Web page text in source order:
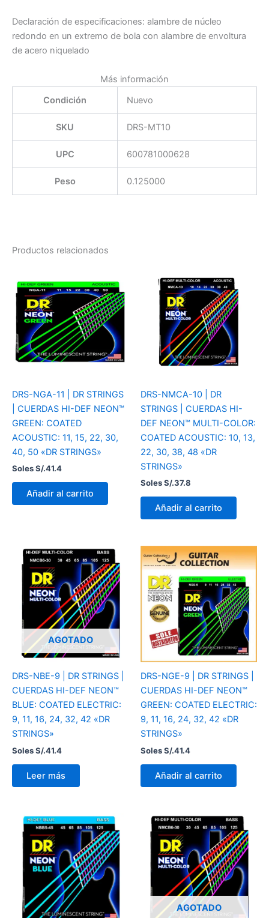
Declaración de especificaciones: alambre de núcleo
redondo en un extremo de bola con alambre de envoltura
de acero niquelado
Más información
Condición
Nuevo
SKU DRS-MT10
UPC 600781000628
Peso 0.125000
Productos relacionados
DRS-NGA-11 | DR STRINGS
| CUERDAS HI-DEF NEON™
GREEN: COATED
ACOUSTIC: 11, 15, 22, 30,
40, 50 «DR STRINGS»
Soles S/.41.4
Añadir al carrito
DRS-NMCA-10 | DR
STRINGS | CUERDAS HI-
DEF NEON™ MULTI-COLOR:
COATED ACOUSTIC: 10, 13,
22, 30, 38, 48 «DR
STRINGS»
Soles S/.37.8
Añadir al carrito
AGOTADO
DRS-NBE-9 | DR STRINGS |
CUERDAS HI-DEF NEON™
BLUE: COATED ELECTRIC:
9, 11, 16, 24, 32, 42 «DR
STRINGS»
Soles S/.41.4
Leer más
DRS-NGE-9 | DR STRINGS |
CUERDAS HI-DEF NEON™
GREEN: COATED ELECTRIC:
9, 11, 16, 24, 32, 42 «DR
STRINGS»
Soles S/.41.4
Añadir al carrito
AGOTADO